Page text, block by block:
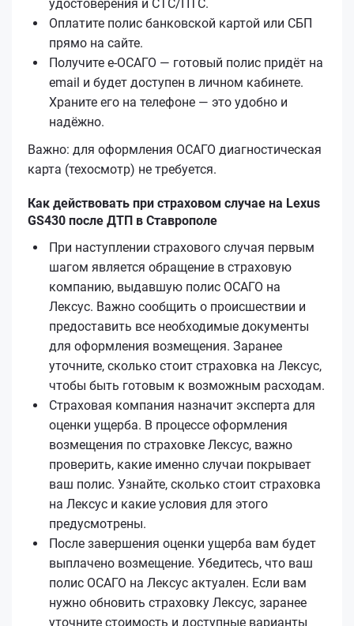
удостоверения и СТС/ПТС.
Оплатите полис банковской картой или СБП
прямо на сайте.
Получите е‑ОСАГО — готовый полис придёт на
email и будет доступен в личном кабинете.
Храните его на телефоне — это удобно и
надёжно.
Важно: для оформления ОСАГО диагностическая
карта (техосмотр) не требуется.
Как действовать при страховом случае на Lexus
GS430 после ДТП в Ставрополе
При наступлении страхового случая первым
шагом является обращение в страховую
компанию, выдавшую полис ОСАГО на
Лексус. Важно сообщить о происшествии и
предоставить все необходимые документы
для оформления возмещения. Заранее
уточните, сколько стоит страховка на Лексус,
чтобы быть готовым к возможным расходам.
Страховая компания назначит эксперта для
оценки ущерба. В процессе оформления
возмещения по страховке Лексус, важно
проверить, какие именно случаи покрывает
ваш полис. Узнайте, сколько стоит страховка
на Лексус и какие условия для этого
предусмотрены.
После завершения оценки ущерба вам будет
выплачено возмещение. Убедитесь, что ваш
полис ОСАГО на Лексус актуален. Если вам
нужно обновить страховку Лексус, заранее
уточните стоимость и доступные варианты